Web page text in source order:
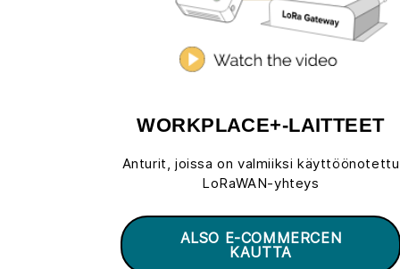
WORKPLACE+-LAITTEET
Anturit, joissa on valmiiksi käyttöönotettu
LoRaWAN-yhteys
ALSO E-COMMERCEN
KAUTTA